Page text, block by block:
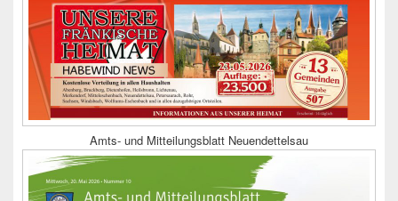
Amts- und Mitteilungsblatt Neuendettelsau